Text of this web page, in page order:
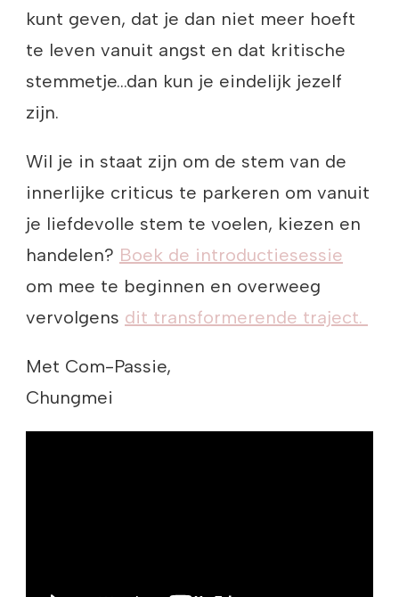
kunt geven, dat je dan niet meer hoeft
te leven vanuit angst en dat kritische
stemmetje…dan kun je eindelijk jezelf
zijn.
Wil je in staat zijn om de stem van de
innerlijke criticus te parkeren om vanuit
je liefdevolle stem te voelen, kiezen en
handelen? Boek de introductiesessie
om mee te beginnen en overweeg
vervolgens dit transformerende traject.
Met Com-Passie,
Chungmei